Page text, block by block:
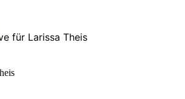
für Larissa Theis